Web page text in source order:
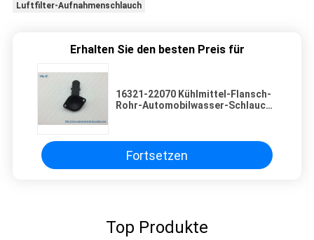
Luftfilter-Aufnahmenschlauch
Erhalten Sie den besten Preis für
16321-22070 Kühlmittel-Flansch-
Rohr-Automobilwasser-Schlauch
F.E.-3ZZ
Fortsetzen
Top Produkte